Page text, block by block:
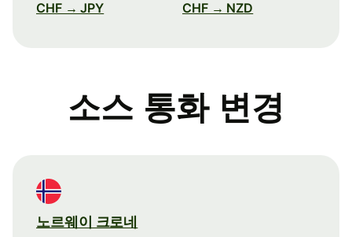
CHF → JPY CHF → NZD
소스 통화 변경
노르웨이 크로네